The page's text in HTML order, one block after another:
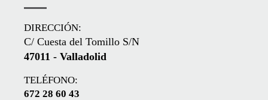
DIRECCIÓN:
C/ Cuesta del Tomillo S/N
47011 - Valladolid
TELÉFONO:
672 28 60 43